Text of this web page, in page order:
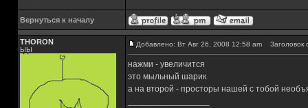
Вернуться к началу
THORON
ЫЫ
Добавлено: Вт Авг 26, 2008 12:58 am Заголовок
нажми - увеличится
это мыльный шарик
а на второй - просторы нашей с тобой